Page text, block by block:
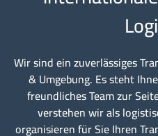
Wir sind ein zuverlässiges
& Umgebung. Es steht
freundliches Team zur
verstehen wir als
organisieren für Sie Ihren